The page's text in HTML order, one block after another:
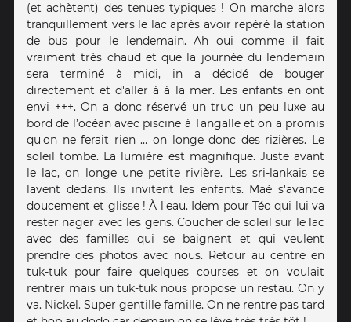
(et achètent) des tenues typiques ! On marche alors
tranquillement vers le lac après avoir repéré la station
de bus pour le lendemain. Ah oui comme il fait
vraiment très chaud et que la journée du lendemain
sera terminé à midi, in a décidé de bouger
directement et d'aller à à la mer. Les enfants en ont
envi +++. On a donc réservé un truc un peu luxe au
bord de l’océan avec piscine à Tangalle et on a promis
qu'on ne ferait rien … on longe donc des rizières. Le
soleil tombe. La lumière est magnifique. Juste avant
le lac, on longe une petite rivière. Les sri-lankais se
lavent dedans. Ils invitent les enfants. Maé s'avance
doucement et glisse ! À l'eau. Idem pour Téo qui lui va
rester nager avec les gens. Coucher de soleil sur le lac
avec des familles qui se baignent et qui veulent
prendre des photos avec nous. Retour au centre en
tuk-tuk pour faire quelques courses et on voulait
rentrer mais un tuk-tuk nous propose un restau. On y
va. Nickel. Super gentille famille. On ne rentre pas tard